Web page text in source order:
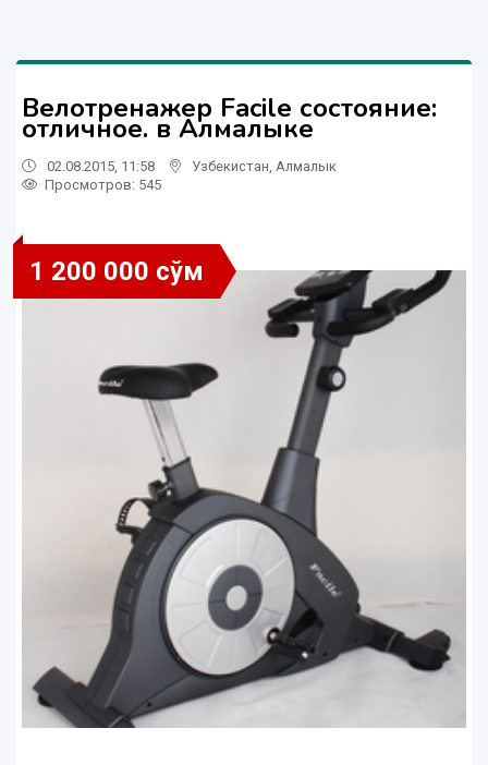
Велотренажер Facile состояние:
отличное. в Алмалыке
02.08.2015, 11:58 Узбекистан Алмалык
Просмотров: 545
1 200 000 сўм